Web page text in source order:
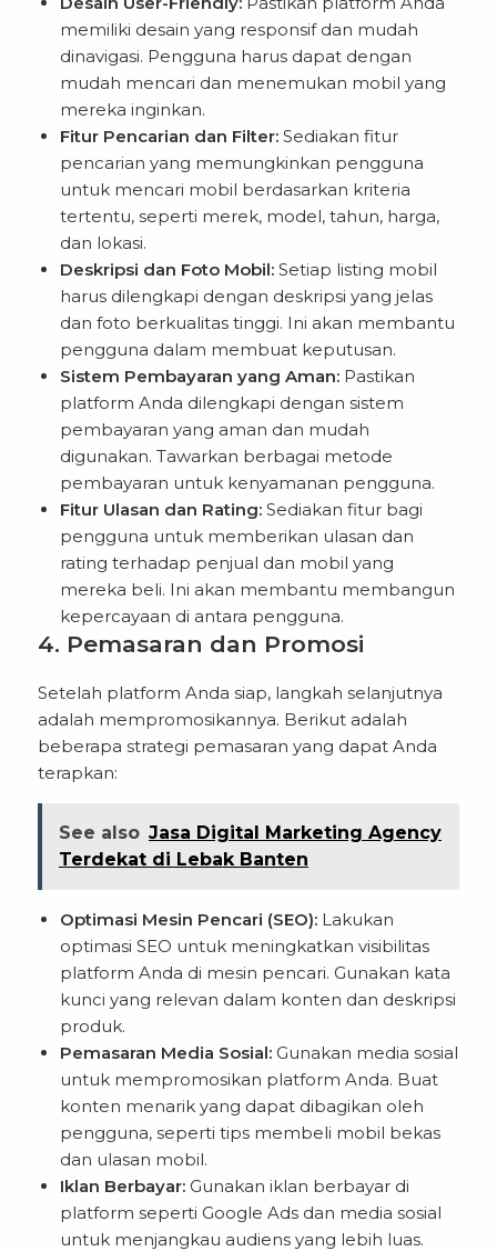
memiliki desain yang responsif dan mudah
dinavigasi. Pengguna harus dapat dengan
mudah mencari dan menemukan mobil yang
mereka inginkan.
Fitur Pencarian dan Filter: Sediakan fitur
pencarian yang memungkinkan pengguna
untuk mencari mobil berdasarkan kriteria
tertentu, seperti merek, model, tahun, harga,
dan lokasi.
Deskripsi dan Foto Mobil: Setiap listing mobil
harus dilengkapi dengan deskripsi yang jelas
dan foto berkualitas tinggi. Ini akan membantu
pengguna dalam membuat keputusan.
Sistem Pembayaran yang Aman: Pastikan
platform Anda dilengkapi dengan sistem
pembayaran yang aman dan mudah
digunakan. Tawarkan berbagai metode
pembayaran untuk kenyamanan pengguna.
Fitur Ulasan dan Rating: Sediakan fitur bagi
pengguna untuk memberikan ulasan dan
rating terhadap penjual dan mobil yang
mereka beli. Ini akan membantu membangun
kepercayaan di antara pengguna.
4. Pemasaran dan Promosi
Setelah platform Anda siap, langkah selanjutnya
adalah mempromosikannya. Berikut adalah
beberapa strategi pemasaran yang dapat Anda
terapkan:
See also Jasa Digital Marketing Agency
Terdekat di Lebak Banten
Optimasi Mesin Pencari (SEO): Lakukan
optimasi SEO untuk meningkatkan visibilitas
platform Anda di mesin pencari. Gunakan kata
kunci yang relevan dalam konten dan deskripsi
produk.
Pemasaran Media Sosial: Gunakan media sosial
untuk mempromosikan platform Anda. Buat
konten menarik yang dapat dibagikan oleh
pengguna, seperti tips membeli mobil bekas
dan ulasan mobil.
Iklan Berbayar: Gunakan iklan berbayar di
platform seperti Google Ads dan media sosial
untuk menjangkau audiens yang lebih luas.